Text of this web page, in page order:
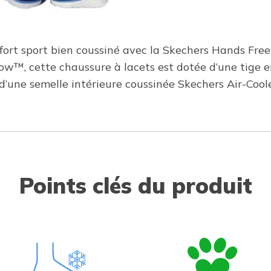
sport bien coussiné avec la Skechers Hands
cette chaussure à lacets est dotée d’une tige
semelle intérieure coussinée Skechers Air-
Points clés du produit